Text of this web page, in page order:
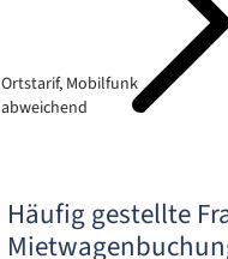
Ortstarif, Mobilfunk
abweichend
Häufig gestellte